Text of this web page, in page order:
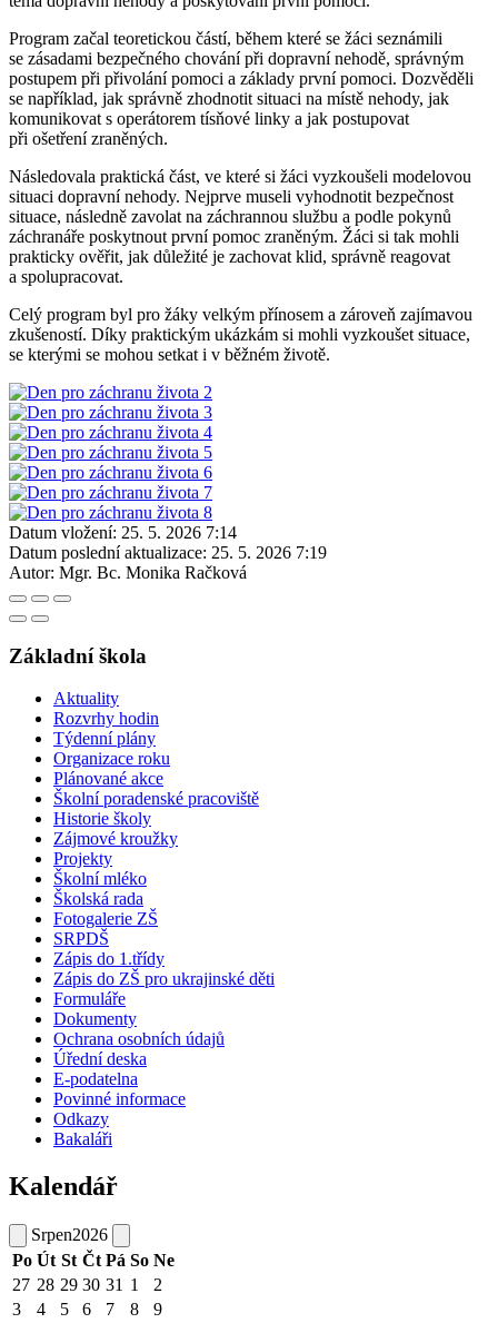
Program začal teoretickou částí, během které se žáci seznámili
se zásadami bezpečného chování při dopravní nehodě, správným
postupem při přivolání pomoci a základy první pomoci. Dozvěděli
se například, jak správně zhodnotit situaci na místě nehody, jak
komunikovat s operátorem tísňové linky a jak postupovat
při ošetření zraněných.
Následovala praktická část, ve které si žáci vyzkoušeli modelovou
situaci dopravní nehody. Nejprve museli vyhodnotit bezpečnost
situace, následně zavolat na záchrannou službu a podle pokynů
záchranáře poskytnout první pomoc zraněným. Žáci si tak mohli
prakticky ověřit, jak důležité je zachovat klid, správně reagovat
a spolupracovat.
Celý program byl pro žáky velkým přínosem a zároveň zajímavou
zkušeností. Díky praktickým ukázkám si mohli vyzkoušet situace,
se kterými se mohou setkat i v běžném životě.
Datum vložení: 25. 5. 2026 7:14
Datum poslední aktualizace: 25. 5. 2026 7:19
Autor: Mgr. Bc. Monika Račková
Základní škola
Aktuality
Rozvrhy hodin
Týdenní plány
Organizace roku
Plánované akce
Školní poradenské pracoviště
Historie školy
Zájmové kroužky
Projekty
Školní mléko
Školská rada
Fotogalerie ZŠ
SRPDŠ
Zápis do 1.třídy
Zápis do ZŠ pro ukrajinské děti
Formuláře
Dokumenty
Ochrana osobních údajů
Úřední deska
E-podatelna
Povinné informace
Odkazy
Bakaláři
Kalendář
Srpen2026
Po Út St Čt Pá So Ne
27 28 29 30 31 1
2
3
4 5 6 7 8
9